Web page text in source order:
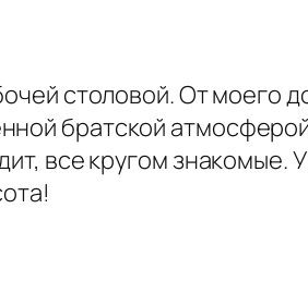
столовой. От моего
братской
все кругом знакомые.